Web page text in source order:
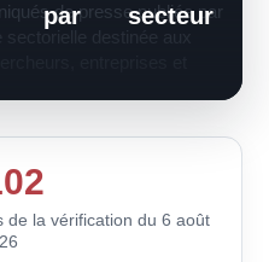
par secteur
de presse publiée par
destinée aux
entreprises et
de la vérification du 6 août